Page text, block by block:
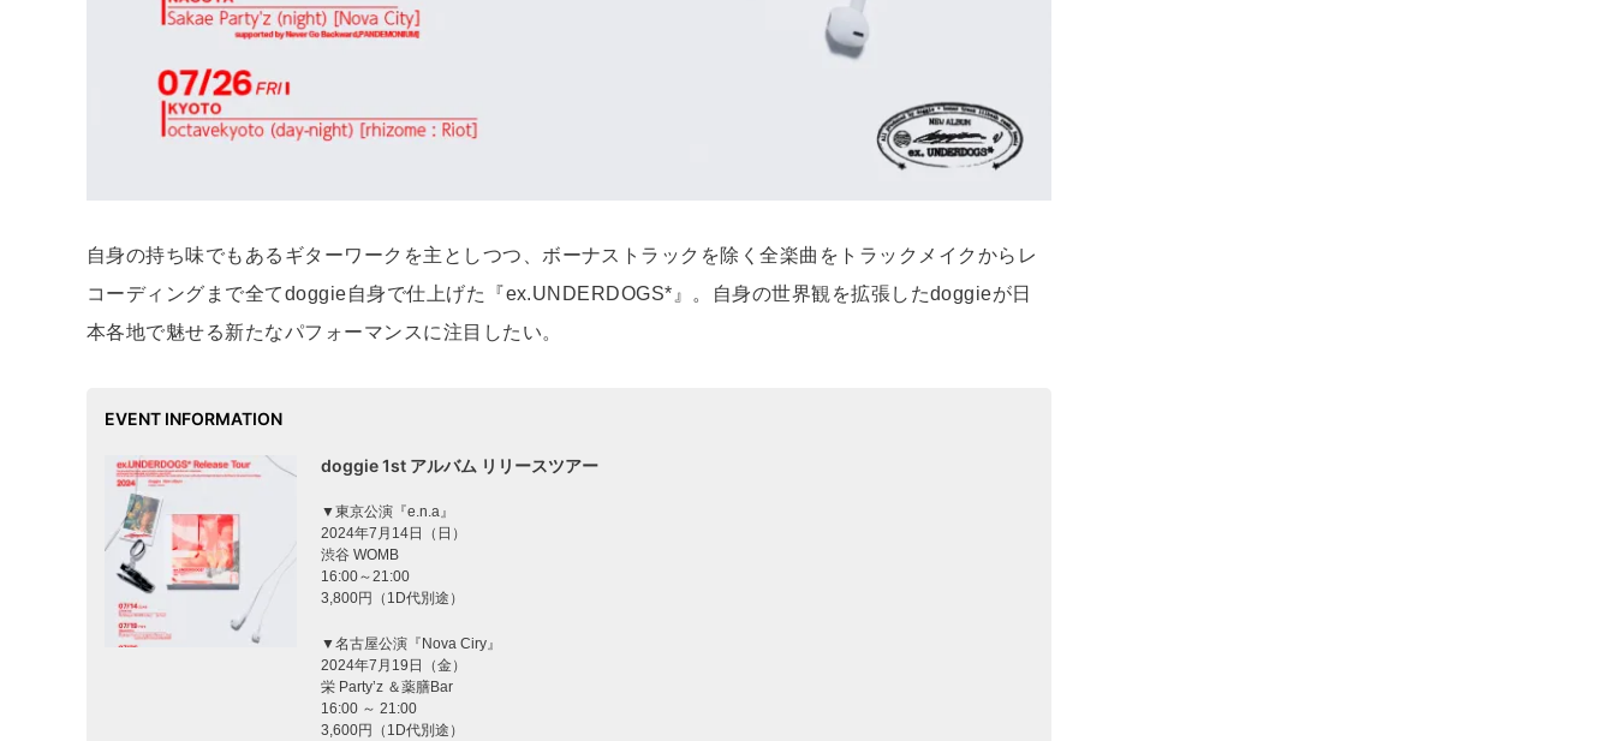
自身の持ち味でもあるギターワークを主としつつ、ボーナストラックを除く全楽曲をトラックメイクからレ
コーディングまで全てdoggie自身で仕上げた『ex.UNDERDOGS*』。自身の世界観を拡張したdoggieが日
本各地で魅せる新たなパフォーマンスに注目したい。
EVENT INFORMATION
doggie 1st アルバム リリースツアー
▼東京公演『e.n.a』
2024年7月14日（日）
渋谷 WOMB
16:00～21:00
3,800円（1D代別途）
▼名古屋公演『Nova Ciry』
2024年7月19日（金）
栄 Party’z ＆薬膳Bar
16:00 ～ 21:00
3,600円（1D代別途）